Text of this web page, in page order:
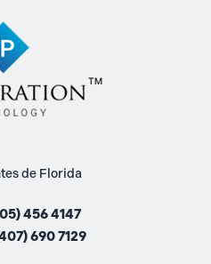
de Florida
456 4147
690 7129